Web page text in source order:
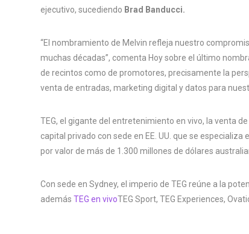
ejecutivo, sucediendo Brad Banducci.
“El nombramiento de Melvin refleja nuestro
muchas décadas”, comenta Hoy sobre el último
de recintos como de promotores, precisamente la
venta de entradas, marketing digital y datos para
TEG, el gigante del entretenimiento en vivo, la venta
capital privado con sede en EE. UU. que se
por valor de más de 1.300 millones de dólares
Con sede en Sydney, el imperio de TEG reúne a la
además TEG en vivoTEG Sport, TEG Experiences,